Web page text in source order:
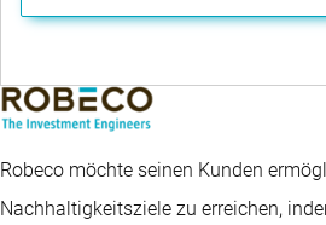
Robeco möchte seinen Kunden
Nachhaltigkeitsziele zu erreichen,